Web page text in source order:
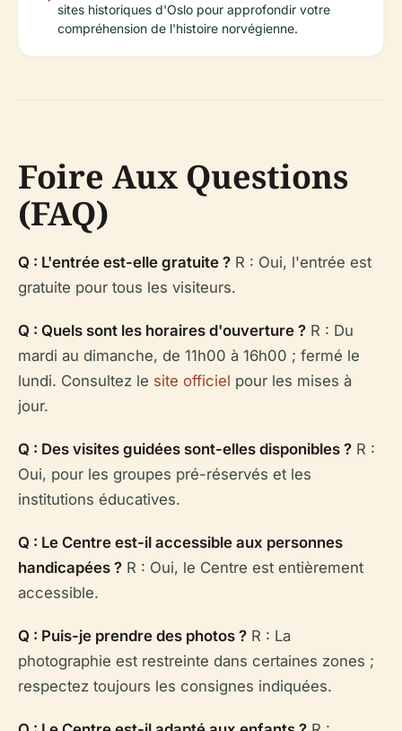
sites historiques d'Oslo pour approfondir votre
compréhension de l'histoire norvégienne.
Foire Aux Questions
(FAQ)
Q : L'entrée est-elle gratuite ? R : Oui, l'entrée est
gratuite pour tous les visiteurs.
Q : Quels sont les horaires d'ouverture ? R : Du
mardi au dimanche, de 11h00 à 16h00 ; fermé le
lundi. Consultez le site officiel pour les mises à
jour.
Q : Des visites guidées sont-elles disponibles ? R :
Oui, pour les groupes pré-réservés et les
institutions éducatives.
Q : Le Centre est-il accessible aux personnes
handicapées ? R : Oui, le Centre est entièrement
accessible.
Q : Puis-je prendre des photos ? R : La
photographie est restreinte dans certaines zones ;
respectez toujours les consignes indiquées.